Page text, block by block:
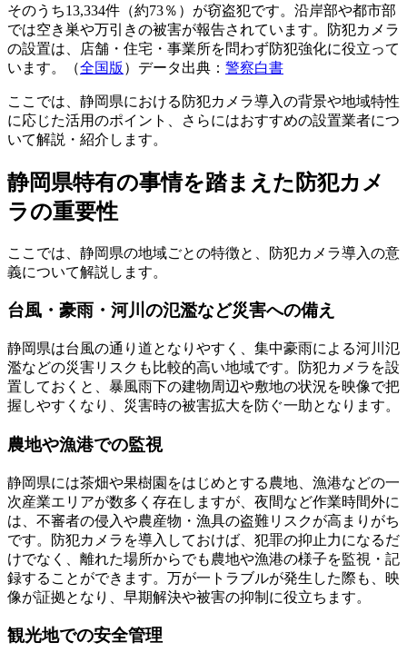
そのうち13,334件（約73％）が窃盗犯です。沿岸部や都市部
では空き巣や万引きの被害が報告されています。防犯カメラ
の設置は、店舗・住宅・事業所を問わず防犯強化に役立って
います。（全国版 ）データ出典： 警察白書
ここでは、静岡県における防犯カメラ導入の背景や地域特性
に応じた活用のポイント、さらにはおすすめの設置業者につ
いて解説・紹介します。
静岡県特有の事情を踏まえた防犯カメ
ラの重要性
ここでは、静岡県の地域ごとの特徴と、防犯カメラ導入の意
義について解説します。
台風・豪雨・河川の氾濫など災害への備え
静岡県は台風の通り道となりやすく、集中豪雨による河川氾
濫などの災害リスクも比較的高い地域です。防犯カメラを設
置しておくと、暴風雨下の建物周辺や敷地の状況を映像で把
握しやすくなり、災害時の被害拡大を防ぐ一助となります。
農地や漁港での監視
静岡県には茶畑や果樹園をはじめとする農地、漁港などの一
次産業エリアが数多く存在しますが、夜間など作業時間外に
は、不審者の侵入や農産物・漁具の盗難リスクが高まりがち
です。防犯カメラを導入しておけば、犯罪の抑止力になるだ
けでなく、離れた場所からでも農地や漁港の様子を監視・記
録することができます。万が一トラブルが発生した際も、映
像が証拠となり、早期解決や被害の抑制に役立ちます。
観光地での安全管理